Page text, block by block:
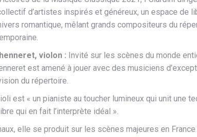
d’artistes inspirés et généreux, un espace de
romantique, mêlant grands compositeurs du
violon : Invité sur les scènes du monde
est amené à jouer avec des musiciens
du répertoire.
est « un pianiste au toucher lumineux qui unit une
qui en fait l’interprète idéal ».
elle se produit sur les scènes majeures en France